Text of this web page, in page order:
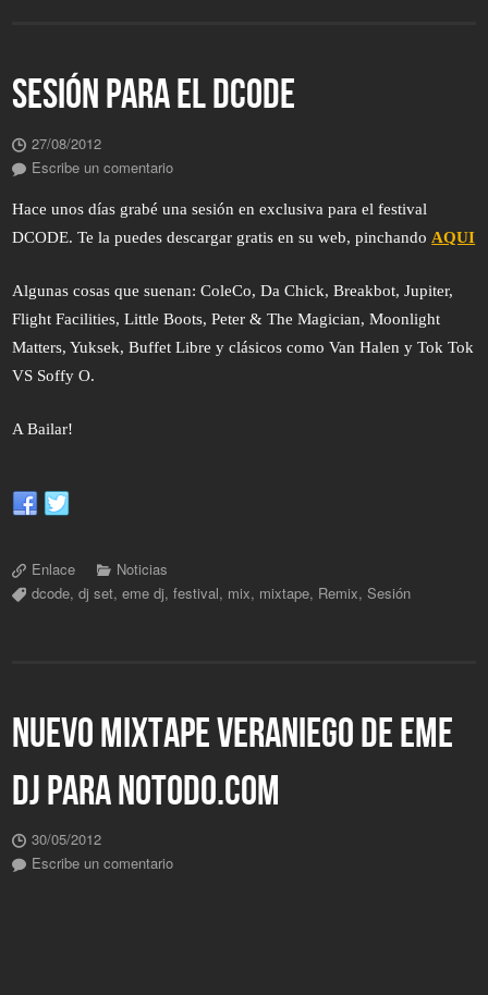
SESIÓN PARA EL DCODE
27/08/2012
Escribe un comentario
Hace unos días grabé una sesión en exclusiva para el festival
DCODE. Te la puedes descargar gratis en su web, pinchando AQUI
Algunas cosas que suenan: ColeCo, Da Chick, Breakbot, Jupiter,
Flight Facilities, Little Boots, Peter & The Magician, Moonlight
Matters, Yuksek, Buffet Libre y clásicos como Van Halen y Tok Tok
VS Soffy O.
A Bailar!
Enlace
Noticias
dcode,dj set,eme dj,festival, mix, mixtape, Remix,Sesión
NUEVO MIXTAPE VERANIEGO DE EME
DJ PARA NOTODO.COM
30/05/2012
Escribe un comentario